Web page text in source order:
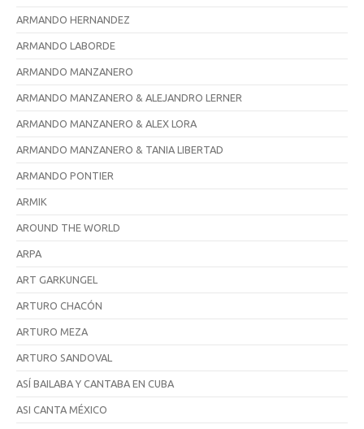
ARMANDO HERNANDEZ
ARMANDO LABORDE
ARMANDO MANZANERO
ARMANDO MANZANERO & ALEJANDRO LERNER
ARMANDO MANZANERO & ALEX LORA
ARMANDO MANZANERO & TANIA LIBERTAD
ARMANDO PONTIER
ARMIK
AROUND THE WORLD
ARPA
ART GARKUNGEL
ARTURO CHACÓN
ARTURO MEZA
ARTURO SANDOVAL
ASÍ BAILABA Y CANTABA EN CUBA
ASI CANTA MÉXICO